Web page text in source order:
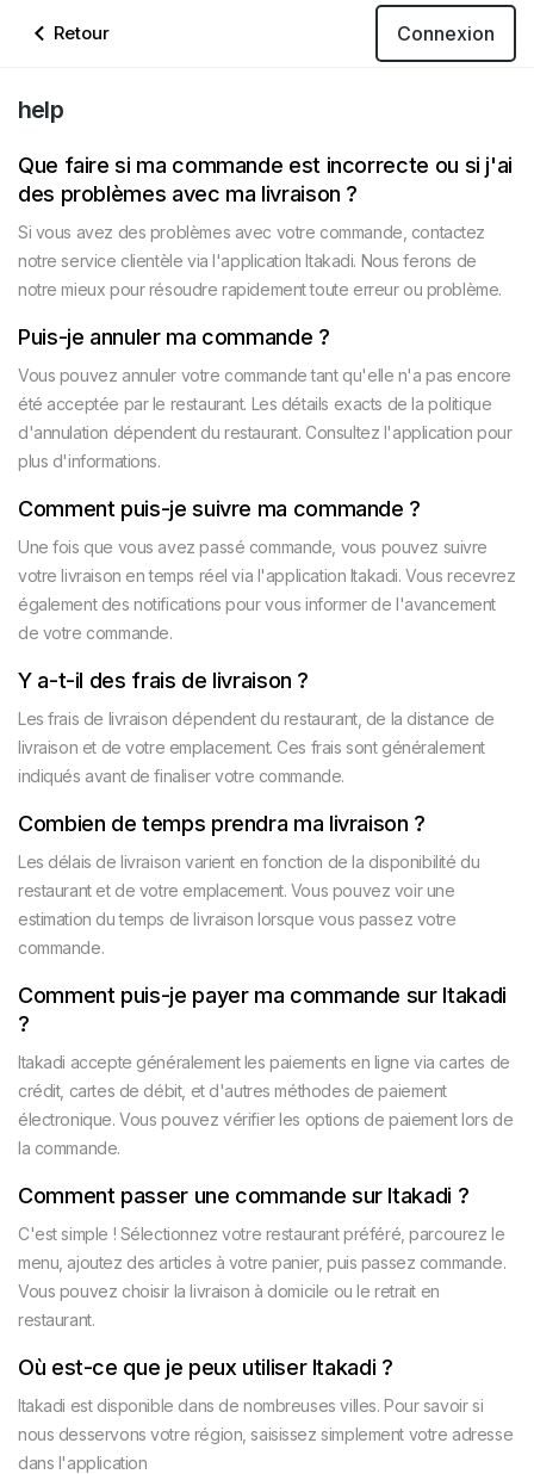
Retour Connexion
help
Que faire si ma commande est incorrecte ou si j'ai
des problèmes avec ma livraison ?
Si vous avez des problèmes avec votre commande, contactez
notre service clientèle via l'application Itakadi. Nous ferons de
notre mieux pour résoudre rapidement toute erreur ou problème.
Puis-je annuler ma commande ?
Vous pouvez annuler votre commande tant qu'elle n'a pas encore
été acceptée par le restaurant. Les détails exacts de la politique
d'annulation dépendent du restaurant. Consultez l'application pour
plus d'informations.
Comment puis-je suivre ma commande ?
Une fois que vous avez passé commande, vous pouvez suivre
votre livraison en temps réel via l'application Itakadi. Vous recevrez
également des notifications pour vous informer de l'avancement
de votre commande.
Y a-t-il des frais de livraison ?
Les frais de livraison dépendent du restaurant, de la distance de
livraison et de votre emplacement. Ces frais sont généralement
indiqués avant de finaliser votre commande.
Combien de temps prendra ma livraison ?
Les délais de livraison varient en fonction de la disponibilité du
restaurant et de votre emplacement. Vous pouvez voir une
estimation du temps de livraison lorsque vous passez votre
commande.
Comment puis-je payer ma commande sur Itakadi
?
Itakadi accepte généralement les paiements en ligne via cartes de
crédit, cartes de débit, et d'autres méthodes de paiement
électronique. Vous pouvez vérifier les options de paiement lors de
la commande.
Comment passer une commande sur Itakadi ?
C'est simple ! Sélectionnez votre restaurant préféré, parcourez le
menu, ajoutez des articles à votre panier, puis passez commande.
Vous pouvez choisir la livraison à domicile ou le retrait en
restaurant.
Où est-ce que je peux utiliser Itakadi ?
Itakadi est disponible dans de nombreuses villes. Pour savoir si
nous desservons votre région, saisissez simplement votre adresse
dans l'application